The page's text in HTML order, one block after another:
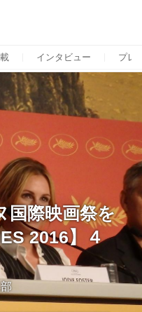
インタビュー プレ
国際映画祭を
2016】４